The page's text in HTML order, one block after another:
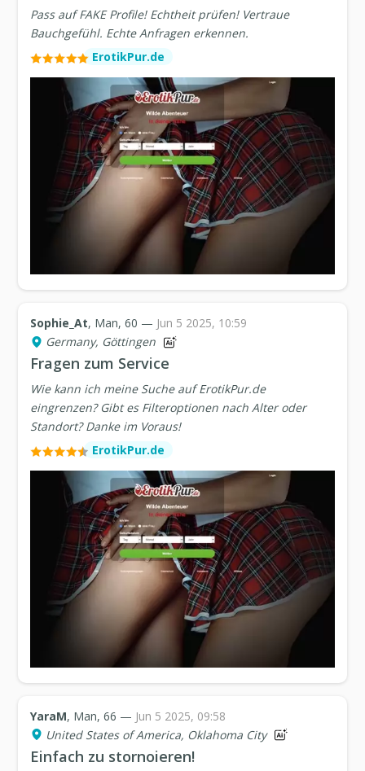
Pass auf FAKE Profile! Echtheit prüfen! Vertraue
Bauchgefühl. Echte Anfragen erkennen.
ErotikPur.de
Sophie_At, Man, 60 — Jun 5 2025, 10:59
Germany, Göttingen
Fragen zum Service
Wie kann ich meine Suche auf ErotikPur.de
eingrenzen? Gibt es Filteroptionen nach Alter oder
Standort? Danke im Voraus!
ErotikPur.de
YaraM, Man, 66 — Jun 5 2025, 09:58
United States of America, Oklahoma City
Einfach zu stornoieren!